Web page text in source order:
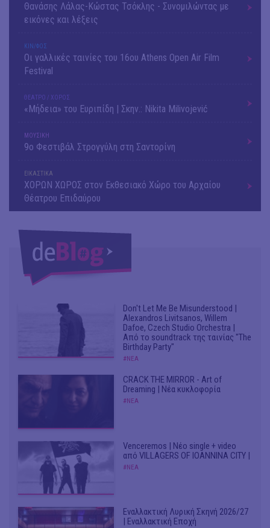
Θανάσης Λάλας-Κώστας Τσόκλης - Συνομιλώντας με
εικόνες και λέξεις
ΚΙΝ/ΦΟΣ
Οι γαλλικές ταινίες του 16ου Athens Open Air Film
Festival
ΘΕΑΤΡΟ / ΧΟΡΟΣ
«Μήδεια» του Ευριπίδη | Σκην.: Nikita Milivojević
ΜΟΥΣΙΚΗ
9o Φεστιβάλ Στρογγύλη στη Σαντορίνη
ΕΙΚΑΣΤΙΚΑ
ΧΟΡΩΝ ΧΩΡΟΣ στον Εκθεσιακό Χώρο του Αρχαίου
Θέατρου Επιδαύρου
Don't Let Me Be Misunderstood |
Alexandros Livitsanos, Willem
Dafoe, Czech Studio Orchestra |
Από το soundtrack της ταινίας "The
Birthday Party"
#ΝΕΑ
CRACK THE MIRROR - Art of
Dreaming | Νέα κυκλοφορία
#ΝΕΑ
Venceremos | Νέο single + video
από VILLAGERS OF IOANNINA CITY |
#ΝΕΑ
Εναλλακτική Λυρική Σκηνή 2026/27
| Εναλλακτική Εποχή